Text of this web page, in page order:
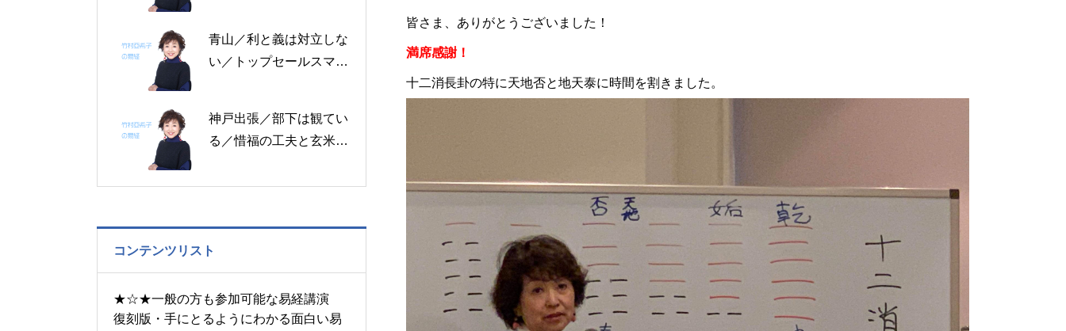
皆さま、ありがとうございました！
満席感謝！
十二消長卦の特に天地否と地天泰に時間を割きました。
日の5日分の易経一日一
言
青山／利と義は対立しな
い／トップセールスマン
の書～1月19日～24日の
6日分の易経一日一言
神戸出張／部下は観てい
る／惜福の工夫と玄米食
の書～1月14日～18日の
コンテンツリスト
★☆★一般の方も参加可能な易経講演
復刻版・手にとるようにわかる面白い易